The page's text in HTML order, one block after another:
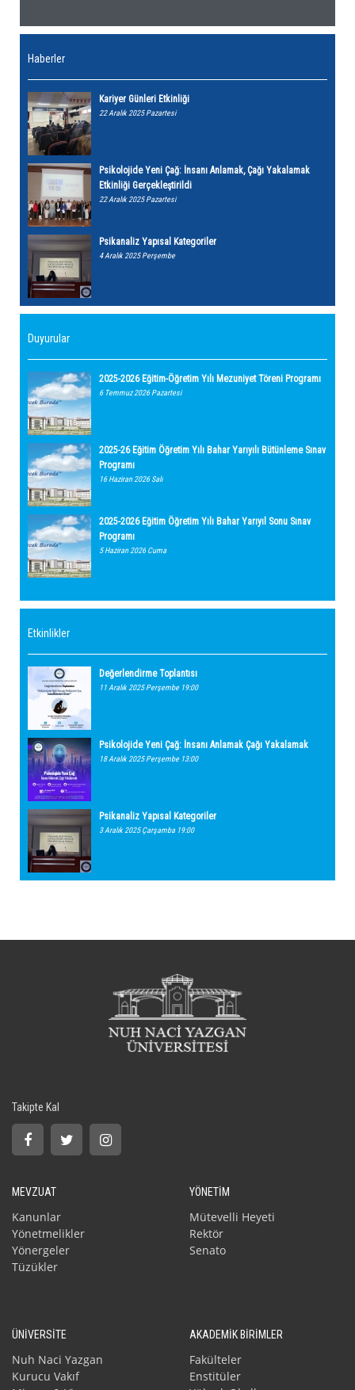
Haberler
Kariyer Günleri Etkinliği
22 Aralık 2025 Pazartesi
Psikolojide Yeni Çağ: İnsanı Anlamak, Çağı Yakalamak
Etkinliği Gerçekleştirildi
22 Aralık 2025 Pazartesi
Psikanaliz Yapısal Kategoriler
4 Aralık 2025 Perşembe
Duyurular
2025-2026 Eğitim-Öğretim Yılı Mezuniyet Töreni Programı
6 Temmuz 2026 Pazartesi
2025-26 Eğitim Öğretim Yılı Bahar Yarıyılı Bütünleme Sınav
Programı
16 Haziran 2026 Salı
2025-2026 Eğitim Öğretim Yılı Bahar Yarıyıl Sonu Sınav
Programı
5 Haziran 2026 Cuma
Etkinlikler
Değerlendirme Toplantısı
11 Aralık 2025 Perşembe 19:00
Psikolojide Yeni Çağ: İnsanı Anlamak Çağı Yakalamak
18 Aralık 2025 Perşembe 13:00
Psikanaliz Yapısal Kategoriler
3 Aralık 2025 Çarşamba 19:00
Takipte Kal
MEVZUAT
Kanunlar
Yönetmelikler
Yönergeler
Tüzükler
YÖNETİM
Mütevelli Heyeti
Rektör
Senato
ÜNİVERSİTE
Nuh Naci Yazgan
Kurucu Vakıf
AKADEMİK BİRİMLER
Fakülteler
Enstitüler